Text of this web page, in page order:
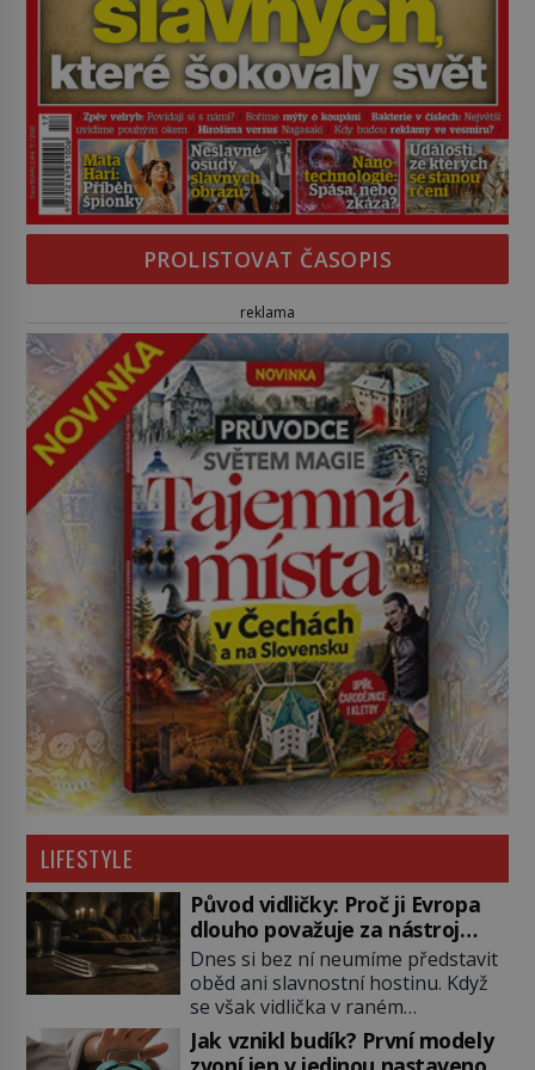
PROLISTOVAT ČASOPIS
reklama
LIFESTYLE
Původ vidličky: Proč ji Evropa
dlouho považuje za nástroj
samotného satana?
Dnes si bez ní neumíme představit
oběd ani slavnostní hostinu. Když
se však vidlička v raném
středověku objevuje na evropských
stolech, vzbuzuje pohoršení,
Jak vznikl budík? První modely